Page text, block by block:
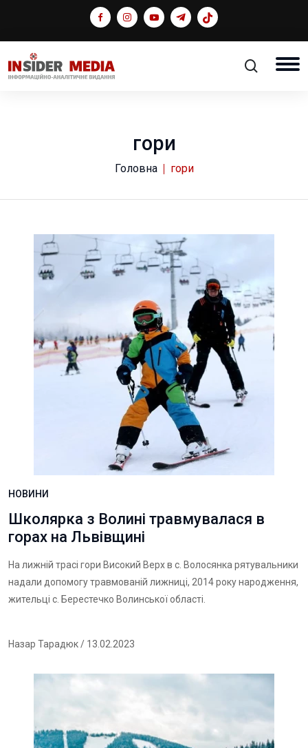
гори
Головна гори
НОВИНИ
Школярка з Волині травмувалася в
горах на Львівщині
На лижній трасі гори Високий Верх в с. Волосянка рятувальники
надали допомогу травмованій лижниці, 2014 року народження,
жительці с. Берестечко Волинської області.
Назар Тарадюк/ 13.02.2023